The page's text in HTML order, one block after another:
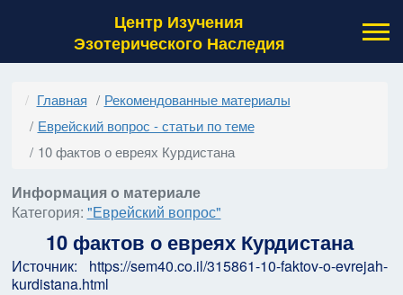
Центр Изучения
Эзотерического Наследия
Главная
Рекомендованные материалы
Еврейский вопрос - статьи по теме
10 фактов о евреях Курдистана
Информация о материале
Категория: "Еврейский вопрос"
10 фактов о евреях Курдистана
Источник: https://sem40.co.il/315861-10-faktov-o-evrejah-
kurdistana.html